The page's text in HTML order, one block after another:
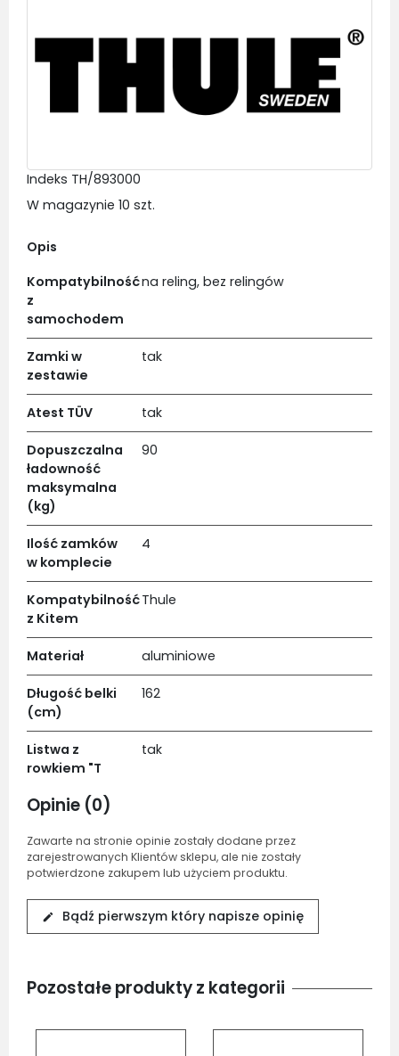
Indeks TH/893000
W magazynie 10 szt.
Opis
Kompatybilność
z
samochodem
na reling, bez relingów
Zamki w
zestawie
tak
Atest TÜV tak
Dopuszczalna
ładowność
maksymalna
(kg)
90
Ilość zamków
w komplecie
4
Kompatybilność
z Kitem
Thule
Materiał aluminiowe
Długość belki
(cm)
162
Listwa z
rowkiem "T
tak
Opinie (0)
Zawarte na stronie opinie zostały dodane przez
zarejestrowanych Klientów sklepu, ale nie zostały
potwierdzone zakupem lub użyciem produktu.
edit Bądź pierwszym który napisze opinię
Pozostałe produkty z kategorii